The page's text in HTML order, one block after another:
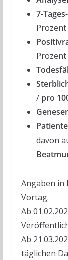
7-
Prozent
/ pro
davon
Angaben in
Vortag.
Ab
Ab
täglichen